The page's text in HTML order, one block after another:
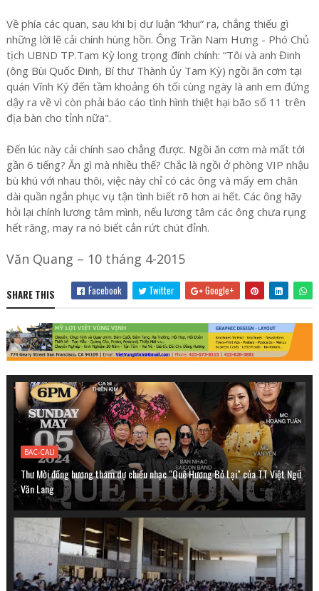
Về phía các quan, sau khi bị dư luận “khui” ra, chẳng thiếu gì
những lời lẽ cải chính hùng hồn. Ông Trần Nam Hưng - Phó Chủ
tịch UBND TP.Tam Kỳ long trọng đính chính: “Tôi và anh Đinh
(ông Bùi Quốc Đinh, Bí thư Thành ủy Tam Kỳ) ngồi ăn cơm tại
quán Vĩnh Ký đến tầm khoảng 6h tối cùng ngày là anh em đứng
dậy ra về vì còn phải báo cáo tình hình thiệt hại bão số 11 trên
địa bàn cho tỉnh nữa".
Đến lúc này cải chính sao chẳng được. Ngồi ăn cơm mà mất tới
gần 6 tiếng? Ăn gì mà nhiều thế? Chắc là ngồi ở phòng VIP nhậu
bù khú với nhau thôi, việc này chỉ có các ông và mấy em chân
dài quần ngắn phục vụ tận tình biết rõ hơn ai hết. Các ông hãy
hỏi lại chính lương tâm mình, nếu lương tâm các ông chưa rụng
hết răng, may ra nó biết cắn rứt chút đỉnh.
Văn Quang – 10 tháng 4-2015
SHARE THIS Facebook Twitter Google+
BAC-CALI
Thư Mời đồng hương tham dự chiều nhạc "Quê Hương Bỏ Lại" của TT Việt Ngữ
Văn Lang